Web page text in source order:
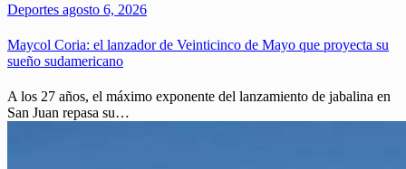
Deportes agosto 6, 2026
Maycol Coria: el lanzador de Veinticinco de Mayo que proyecta su
sueño sudamericano
A los 27 años, el máximo exponente del lanzamiento de jabalina en
San Juan repasa su…